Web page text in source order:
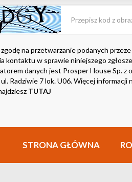
na przetwarzanie podanych
kontaktu w sprawie niniejszego
danych jest Prosper House Sp. z
Radziwie 7 lok. U06. Więcej
TUTAJ
STRONA GŁÓWNA